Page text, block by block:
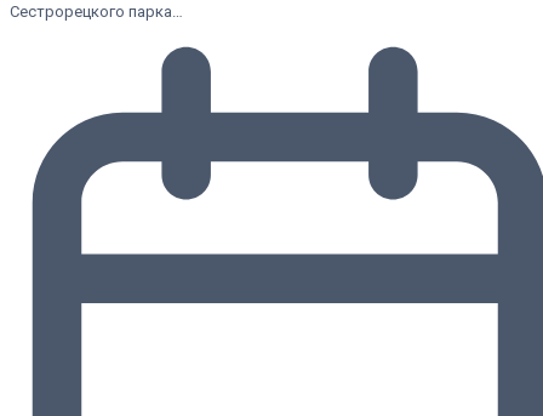
Сестрорецкого парка…